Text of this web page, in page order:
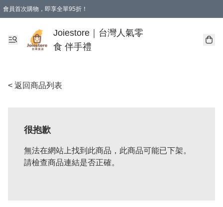
會員首次購物，即享全單95折！
購物滿 HKD 350.00即享免運費優惠！（適用於 本地送貨、本地取貨 )
Joiestore｜台灣人氣零
食 伴手禮
< 返回商品列表
很抱歉
無法在網站上找到此商品，此商品可能已下架。
請檢查商品連結是否正確。